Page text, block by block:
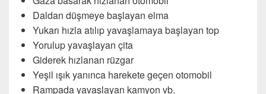
Daldan düşmeye başlayan elma
Yukarı hızla atılıp yavaşlamaya başlayan top
Yorulup yavaşlayan çita
Giderek hızlanan rüzgar
Yeşil ışık yanınca harekete geçen otomobil
Rampada yavaşlayan kamyon vb.